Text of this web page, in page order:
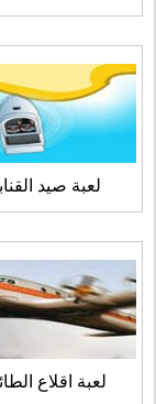
لعبة صيد
لعبة اقلاع